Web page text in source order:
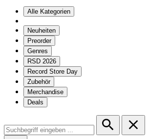
Alle Kategorien
Neuheiten
Preorder
Genres
RSD 2026
Record Store Day
Zubehör
Merchandise
Deals